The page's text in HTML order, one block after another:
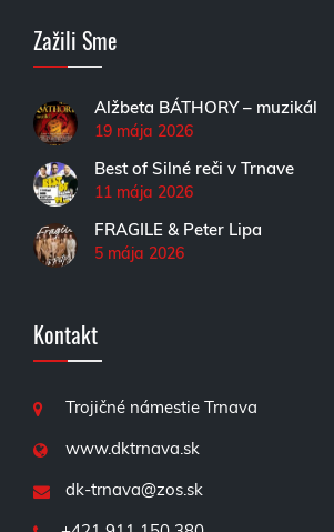
Zažili Sme
Alžbeta BÁTHORY – muzikál
19 mája 2026
Best of Silné reči v Trnave
11 mája 2026
FRAGILE & Peter Lipa
5 mája 2026
Kontakt
Trojičné námestie Trnava
www.dktrnava.sk
dk-trnava@zos.sk